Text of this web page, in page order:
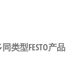
类型FESTO产品